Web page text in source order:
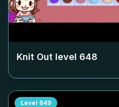
Knit Out level 648
Level 649